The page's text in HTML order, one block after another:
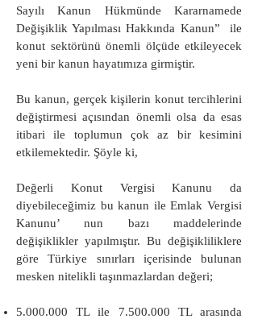
Sayılı Kanun Hükmünde Kararnamede
Değişiklik Yapılması Hakkında Kanun” ile
konut sektörünü önemli ölçüde etkileyecek
yeni bir kanun hayatımıza girmiştir.
Bu kanun, gerçek kişilerin konut tercihlerini
değiştirmesi açısından önemli olsa da esas
itibari ile toplumun çok az bir kesimini
etkilemektedir. Şöyle ki,
Değerli Konut Vergisi Kanunu da
diyebileceğimiz bu kanun ile Emlak Vergisi
Kanunu’ nun bazı maddelerinde
değişiklikler yapılmıştır. Bu değişikliliklere
göre Türkiye sınırları içerisinde bulunan
mesken nitelikli taşınmazlardan değeri;
5.000.000 TL ile 7.500.000 TL arasında